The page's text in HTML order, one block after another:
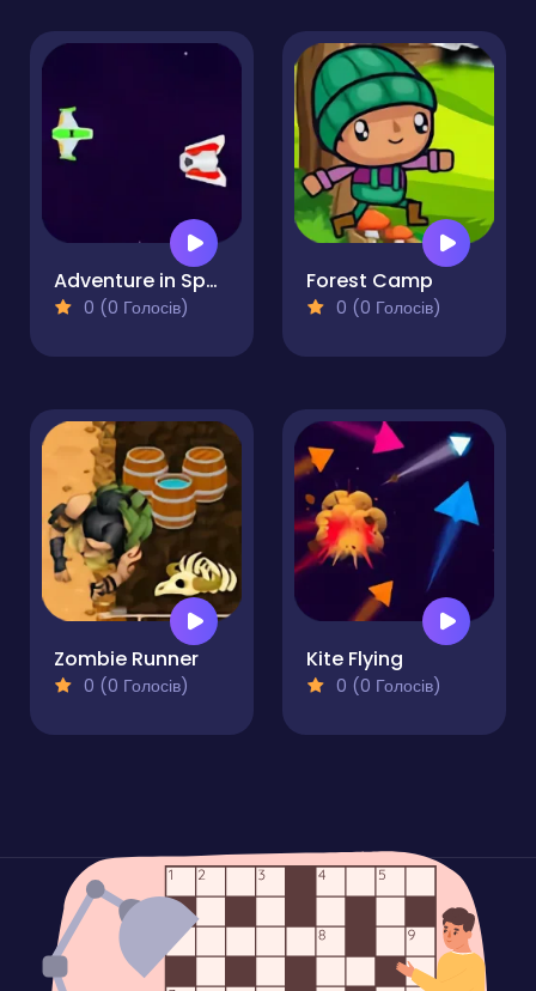
Adventure in Space
0 (0 Голосів)
Forest Camp
0 (0 Голосів)
Zombie Runner
0 (0 Голосів)
Kite Flying
0 (0 Голосів)